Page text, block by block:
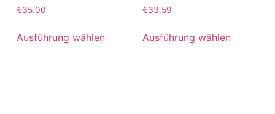
€35.00
Ausführung wählen
€33.59
Ausführung wählen